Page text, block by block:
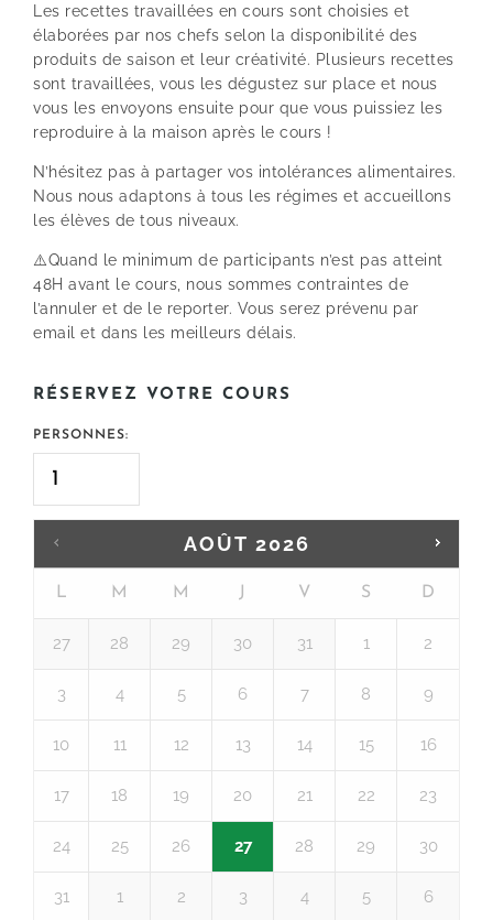
Les recettes travaillées en cours sont choisies et
élaborées par nos chefs selon la disponibilité des
produits de saison et leur créativité. Plusieurs recettes
sont travaillées, vous les dégustez sur place et nous
vous les envoyons ensuite pour que vous puissiez les
reproduire à la maison après le cours !
N’hésitez pas à partager vos intolérances alimentaires.
Nous nous adaptons à tous les régimes et accueillons
les élèves de tous niveaux.
⚠️Quand le minimum de participants n’est pas atteint
48H avant le cours, nous sommes contraintes de
l’annuler et de le reporter. Vous serez prévenu par
email et dans les meilleurs délais.
RÉSERVEZ VOTRE COURS
PERSONNES:
AOÛT 2026
L M M J V S D
27 28 29 30 31 1 2
3 4 5 6 7 8 9
10 11 12 13 14 15 16
17 18 19 20 21 22 23
24 25 26 27 28 29 30
31 1 2 3 4 5 6